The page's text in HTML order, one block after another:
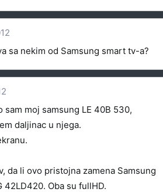
sa nekim od Samsung smart tv-a?
sam moj samsung LE 40B 530,
daljinac u njega.
da li ovo pristojna zamena Samsung
42LD420. Oba su fullHD.